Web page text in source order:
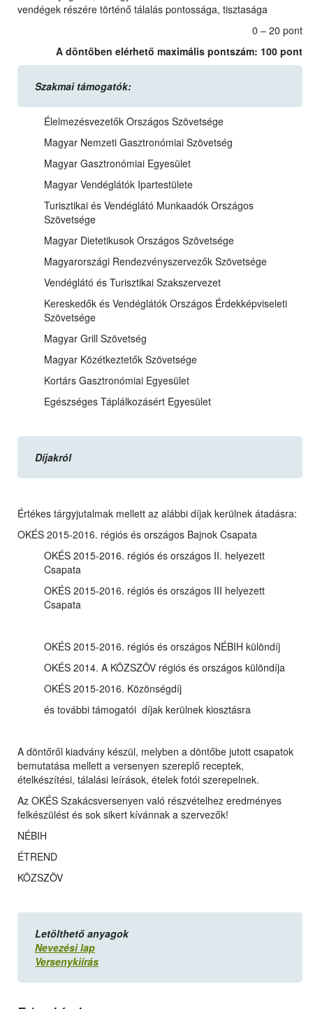
vendégek részére történő tálalás pontossága, tisztasága
0 – 20 pont
A döntőben elérhető maximális pontszám: 100 pont
Szakmai támogatók:
Élelmezésvezetők Országos Szövetsége
Magyar Nemzeti Gasztronómiai Szövetség
Magyar Gasztronómiai Egyesület
Magyar Vendéglátók Ipartestülete
Turisztikai és Vendéglátó Munkaadók Országos
Szövetsége
Magyar Dietetikusok Országos Szövetsége
Magyarországi Rendezvényszervezők Szövetsége
Vendéglátó és Turisztikai Szakszervezet
Kereskedők és Vendéglátók Országos Érdekképviseleti
Szövetsége
Magyar Grill Szövetség
Magyar Közétkeztetők Szövetsége
Kortárs Gasztronómiai Egyesület
Egészséges Táplálkozásért Egyesület
Díjakról
Értékes tárgyjutalmak mellett az alábbi díjak kerülnek átadásra:
OKÉS 2015-2016. régiós és országos Bajnok Csapata
OKÉS 2015-2016. régiós és országos II. helyezett
Csapata
OKÉS 2015-2016. régiós és országos III helyezett
Csapata
OKÉS 2015-2016. régiós és országos NÉBIH különdíj
OKÉS 2014. A KÖZSZÖV régiós és országos különdíja
OKÉS 2015-2016. Közönségdíj
és további támogatói díjak kerülnek kiosztásra
A döntőről kiadvány készül, melyben a döntőbe jutott csapatok
bemutatása mellett a versenyen szereplő receptek,
ételkészítési, tálalási leírások, ételek fotói szerepelnek.
Az OKÉS Szakácsversenyen való részvételhez eredményes
felkészülést és sok sikert kívánnak a szervezők!
NÉBIH
ÉTREND
KÖZSZÖV
Letölthető anyagok
Nevezési lap
Versenykiírás